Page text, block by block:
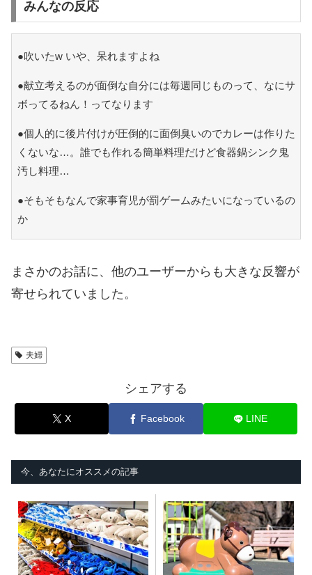
みんなの反応
●吹いたw いや、呆れますよね
●献立考えるのが面倒な自分には毎週同じものって、なにサ
ボってるねん！ってなります
●個人的に後片付けが圧倒的に面倒臭いのでカレーは作りた
くないな…。誰でも作れる簡単料理だけど食器鍋シンク鬼
汚し料理…
●そもそもなんで家事育児が罰ゲームみたいになっているの
か
まさかのお話に、他のユーザーからも大きな反響が
寄せられていました。
夫婦
シェアする
X Facebook LINE
今、あなたにオススメの記事